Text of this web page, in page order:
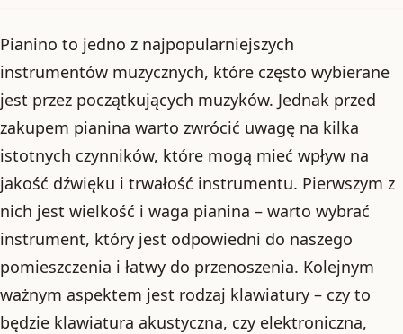
Pianino to jedno z najpopularniejszych
instrumentów muzycznych, które często wybierane
jest przez początkujących muzyków. Jednak przed
zakupem pianina warto zwrócić uwagę na kilka
istotnych czynników, które mogą mieć wpływ na
jakość dźwięku i trwałość instrumentu. Pierwszym z
nich jest wielkość i waga pianina – warto wybrać
instrument, który jest odpowiedni do naszego
pomieszczenia i łatwy do przenoszenia. Kolejnym
ważnym aspektem jest rodzaj klawiatury – czy to
będzie klawiatura akustyczna, czy elektroniczna,